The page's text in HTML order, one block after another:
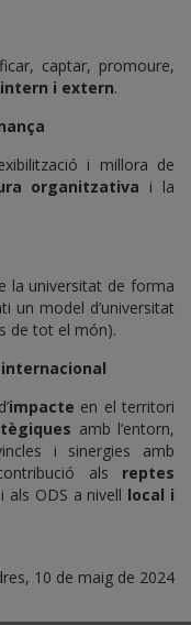
captar, promoure,
i extern.
i millora de
organitzativa i la
la universitat de forma
un model d’universitat
de tot el món).
impacte en el territori
amb l’entorn,
i sinergies amb
als reptes
als ODS a nivell local i
10 de maig de 2024